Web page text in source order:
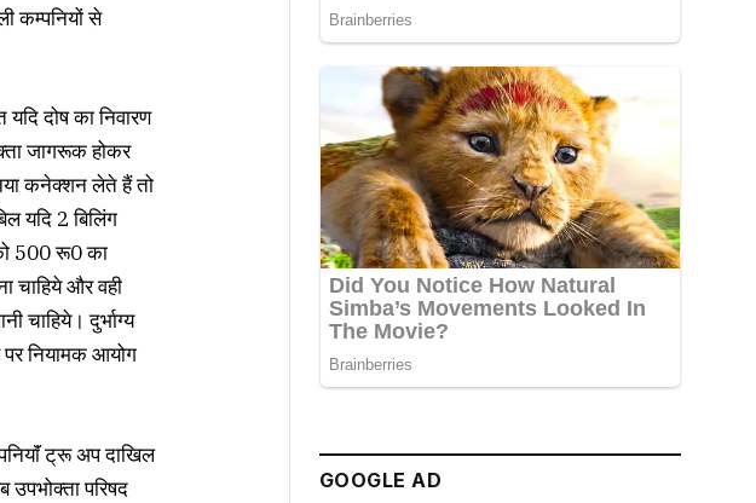
कम्पनियों से
दोष का निवारण
जागरूक होकर
कनेक्शन लेते हैं तो
यदि 2 बिलिंग
500 रू0 का
चाहिये और वही
चाहिये। दुर्भाग्य
नियामक आयोग
ट्रू अप दाखिल
परिषद
GOOGLE AD